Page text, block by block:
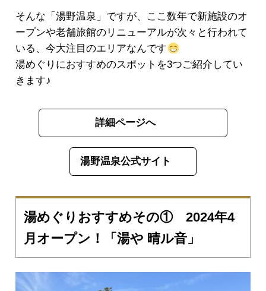
そんな「湯野温泉」ですが、ここ数年で新施設のオ
ープンや老舗旅館のリニューアルが次々と行われて
いる、今大注目のエリアなんです
湯めぐりにおすすめのスポットを3つご紹介してい
きます♪
詳細ページへ
湯野温泉公式サイト
湯めぐりおすすめその① 2024年4
月オープン！「湯や 晴ル音」